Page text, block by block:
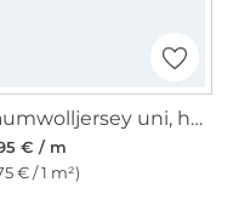
Baumwolljersey uni, hellrosa
€ / m
€ / 1 m²)